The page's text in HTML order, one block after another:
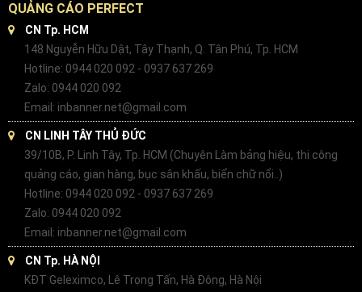
QUẢNG CÁO PERFECT
CN Tp. HCM
148 Nguyễn Hữu Dật, Tây Thạnh, Q. Tân Phú, Tp. HCM
Hotline: 0944 020 092 - 0937 637 269
Zalo: 0944 020 092
Email: inbanner.net@gmail.com
CN LINH TÂY THỦ ĐỨC
39/10B, P. Linh Tây, Tp. HCM (Chuyên Làm bảng hiệu, thi công
quảng cáo, gian hàng, bục sân khấu, biển chữ nổi..)
Hotline: 0944 020 092 - 0937 637 269
Zalo: 0944 020 092
Email: inbanner.net@gmail.com
CN Tp. HÀ NỘI
KĐT Geleximco, Lê Trọng Tấn, Hà Đông, Hà Nội